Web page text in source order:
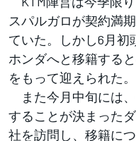
スパルガロが契約満
ていた。しかし6月初
ホンダへと移籍する
をもって迎えられた。
また今月中旬には
することが決まった
社を訪問し、移籍に